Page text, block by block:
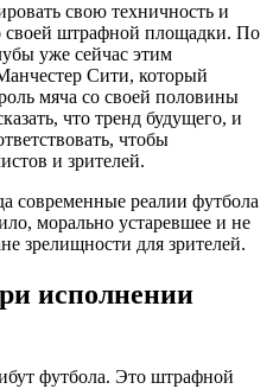
свою техничность и
своей штрафной площадки. По
уже сейчас этим
Сити, который
мяча со своей половины
что тренд будущего, и
чтобы
и зрителей.
современные реалии футбола
морально устаревшее и не
зрелищности для зрителей.
исполнении
футбола. Это штрафной